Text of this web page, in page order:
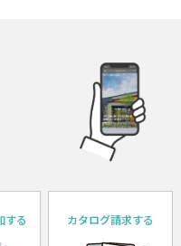
する カタログ請求する